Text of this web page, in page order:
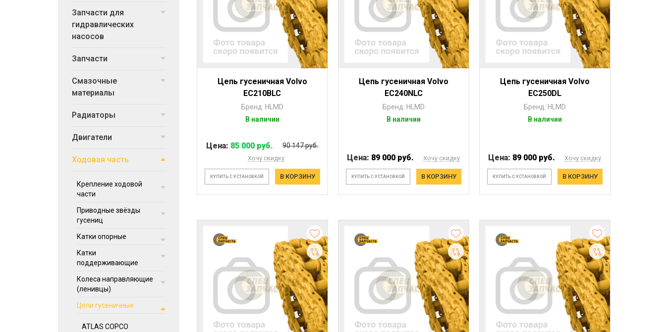
Запчасти для
гидравлических
насосов
Запчасти
Смазочные
материалы
Радиаторы
Двигатели
Ходовая часть
Крепление ходовой
части
Приводные звёзды
гусениц
Катки опорные
Катки
поддерживающие
Колеса направляющие
(ленивцы)
Цепи гусеничные
ATLAS COPCO
Цепь гусеничная Volvo
EC210BLC
Бренд: HLMD
В наличии
Цена: 85 000 руб. 90 147 руб.
Хочу скидку
КУПИТЬ С УСТАНОВКОЙ В КОРЗИНУ
Цепь гусеничная Volvo
EC240NLC
Бренд: HLMD
В наличии
Цена: 89 000 руб. Хочу скидку
КУПИТЬ С УСТАНОВКОЙ В КОРЗИНУ
Цепь гусеничная Volvo
EC250DL
Бренд: HLMD
В наличии
Цена: 89 000 руб. Хочу скидку
КУПИТЬ С УСТАНОВКОЙ В КОРЗИНУ